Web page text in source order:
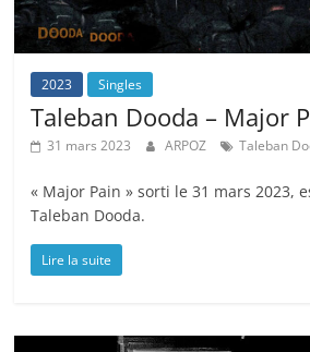
2023 Singles
Taleban Dooda – Major
31 mars 2023 ARPOZ Taleban
« Major Pain » sorti le 31 mars 2023,
Taleban Dooda.
Lire la suite